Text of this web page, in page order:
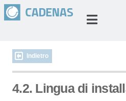
Indietro
4.2. Lingua di